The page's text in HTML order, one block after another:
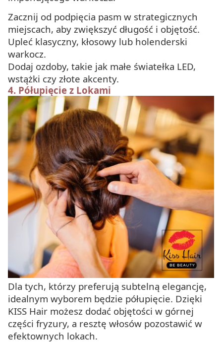
Zacznij od podpięcia pasm w strategicznych
miejscach, aby zwiększyć długość i objętość.
Upleć klasyczny, kłosowy lub holenderski
warkocz.
Dodaj ozdoby, takie jak małe światełka LED,
wstążki czy złote akcenty.
4. Półupięcie z Lokami
Dla tych, którzy preferują subtelną elegancję,
idealnym wyborem będzie półupięcie. Dzięki
KISS Hair możesz dodać objętości w górnej
części fryzury, a resztę włosów pozostawić w
efektownych lokach.